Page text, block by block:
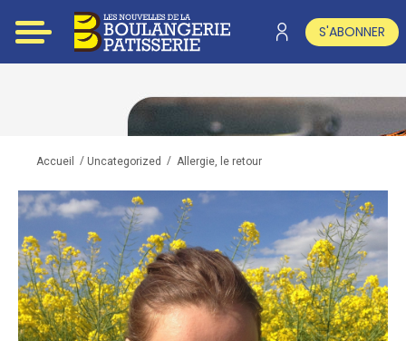
S'ABONNER
Accueil / Uncategorized / Allergie, le retour